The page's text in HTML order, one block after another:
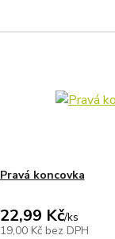
Pravá koncovka
22,99 Kč/ks
19,00 Kč bez DPH